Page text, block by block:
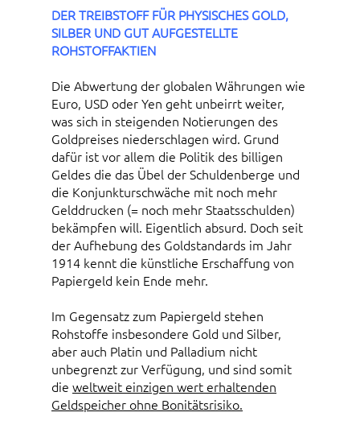
DER TREIBSTOFF FÜR PHYSISCHES GOLD,
SILBER UND GUT AUFGESTELLTE
ROHSTOFFAKTIEN
Die Abwertung der globalen Währungen wie
Euro, USD oder Yen geht unbeirrt weiter,
was sich in steigenden Notierungen des
Goldpreises niederschlagen wird. Grund
dafür ist vor allem die Politik des billigen
Geldes die das Übel der Schuldenberge und
die Konjunkturschwäche mit noch mehr
Gelddrucken (= noch mehr Staatsschulden)
bekämpfen will. Eigentlich absurd. Doch seit
der Aufhebung des Goldstandards im Jahr
1914 kennt die künstliche Erschaffung von
Papiergeld kein Ende mehr.
Im Gegensatz zum Papiergeld stehen
Rohstoffe insbesondere Gold und Silber,
aber auch Platin und Palladium nicht
unbegrenzt zur Verfügung, und sind somit
die weltweit einzigen wert erhaltenden
Geldspeicher ohne Bonitätsrisiko.